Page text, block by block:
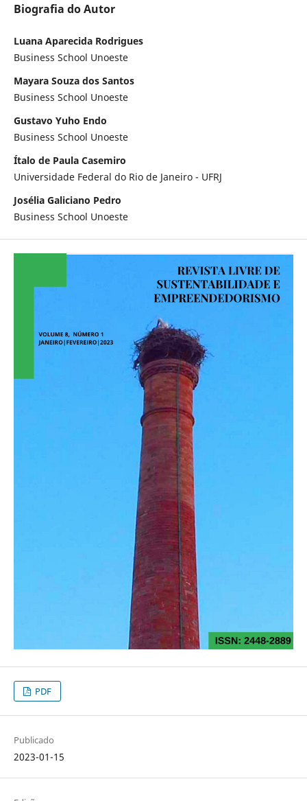
Biografia do Autor
Luana Aparecida Rodrigues
Business School Unoeste
Mayara Souza dos Santos
Business School Unoeste
Gustavo Yuho Endo
Business School Unoeste
Ítalo de Paula Casemiro
Universidade Federal do Rio de Janeiro - UFRJ
Josélia Galiciano Pedro
Business School Unoeste
PDF
Publicado
2023-01-15